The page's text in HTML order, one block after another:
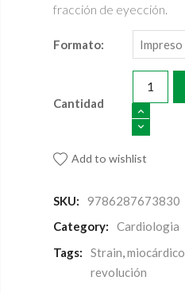
fracción de eyección.
Formato:
Cantidad
Add to wishlist
SKU:
9786287673830
Category:
Cardiologia
Tags:
Strain,miocárdico
revolución